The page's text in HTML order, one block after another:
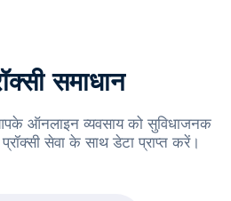
समाधान
ऑनलाइन व्यवसाय को सुविधाजनक
सेवा के साथ डेटा प्राप्त करें।